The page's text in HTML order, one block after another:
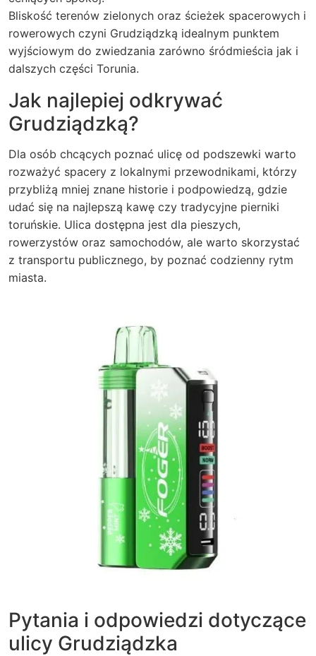
Bliskość terenów zielonych oraz ścieżek spacerowych i
rowerowych czyni Grudziądzką idealnym punktem
wyjściowym do zwiedzania zarówno śródmieścia jak i
dalszych części Torunia.
Jak najlepiej odkrywać
Grudziądzką?
Dla osób chcących poznać ulicę od podszewki warto
rozważyć spacery z lokalnymi przewodnikami, którzy
przybliżą mniej znane historie i podpowiedzą, gdzie
udać się na najlepszą kawę czy tradycyjne pierniki
toruńskie. Ulica dostępna jest dla pieszych,
rowerzystów oraz samochodów, ale warto skorzystać
z transportu publicznego, by poznać codzienny rytm
miasta.
Pytania i odpowiedzi dotyczące
ulicy Grudziądzka